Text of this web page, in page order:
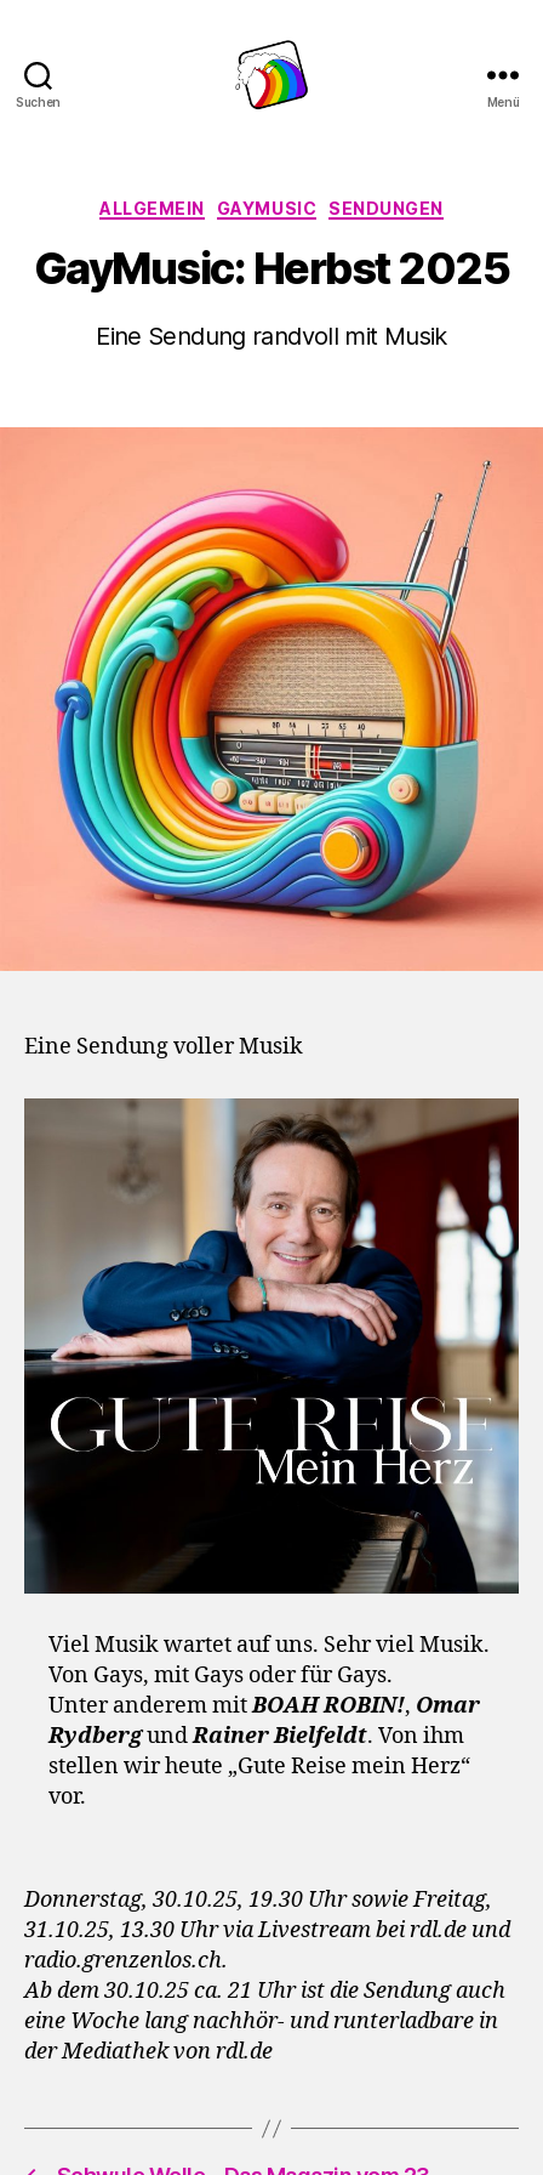
Suchen Menü
Kategorien
ALLGEMEIN GAYMUSIC SENDUNGEN
GayMusic: Herbst 2025
Eine Sendung randvoll mit Musik
Eine Sendung voller Musik
Viel Musik wartet auf uns. Sehr viel Musik.
Von Gays, mit Gays oder für Gays.
Unter anderem mitBOAH ROBIN!, Omar
RydbergundRainer Bielfeldt. Von ihm
stellen wir heute „Gute Reise mein Herz“
vor.
Donnerstag, 30.10.25, 19.30 Uhr sowie Freitag,
31.10.25, 13.30 Uhr via Livestream bei rdl.de und
radio.grenzenlos.ch.
Ab dem 30.10.25 ca. 21 Uhr ist die Sendung auch
eine Woche lang nachhör- und runterladbare in
der Mediathek von rdl.de